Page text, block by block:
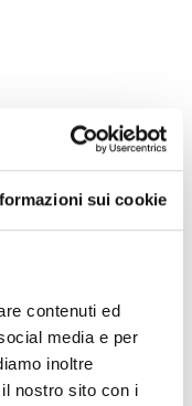
sui cookie
contenuti ed
media e per
inoltre
nostro sito con i